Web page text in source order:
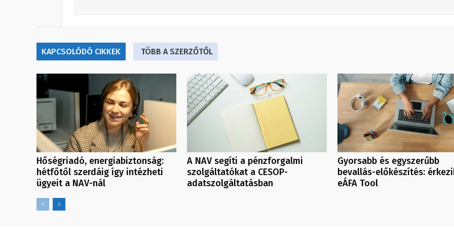
KAPCSOLÓDÓ CIKKEK TÖBB A SZERZŐTŐL
Hőségriadó, energiabiztonság:
hétfőtől szerdáig így intézheti
ügyeit a NAV-nál
A NAV segíti a pénzforgalmi
szolgáltatókat a CESOP-
adatszolgáltatásban
Gyorsabb és egyszerűbb
bevallás-előkészítés:
eÁFA Tool